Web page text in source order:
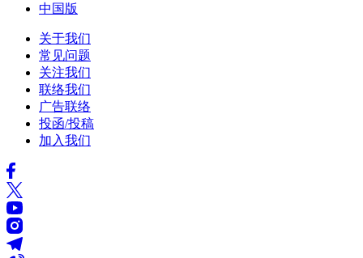
中国版
关于我们
常见问题
关注我们
联络我们
广告联络
投函/投稿
加入我们